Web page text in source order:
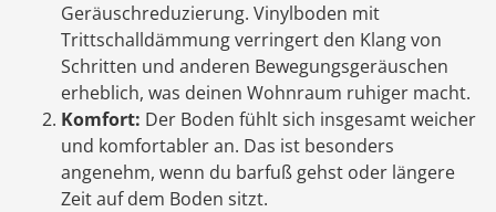
Geräuschreduzierung. Vinylboden mit
Trittschalldämmung verringert den Klang von
Schritten und anderen Bewegungsgeräuschen
erheblich, was deinen Wohnraum ruhiger macht.
Komfort: Der Boden fühlt sich insgesamt weicher
und komfortabler an. Das ist besonders
angenehm, wenn du barfuß gehst oder längere
Zeit auf dem Boden sitzt.